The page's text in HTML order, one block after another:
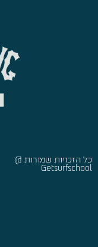
כל הזכויות שמורות @
Getsurfschool